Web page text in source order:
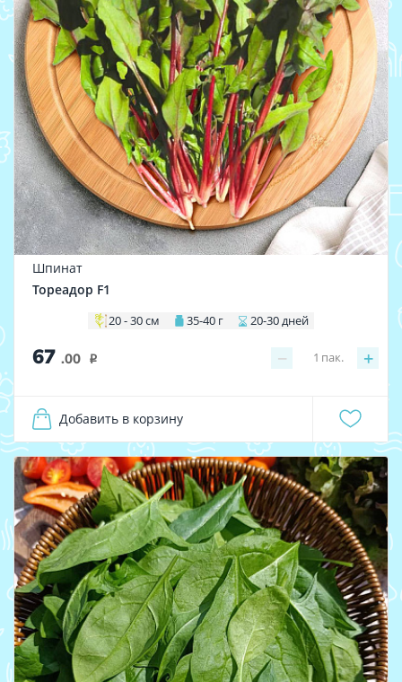
Шпинат
Тореадор F1
20 - 30 см 35-40 г 20-30 дней
67 .00 i − +
1 пак.
Добавить в корзину